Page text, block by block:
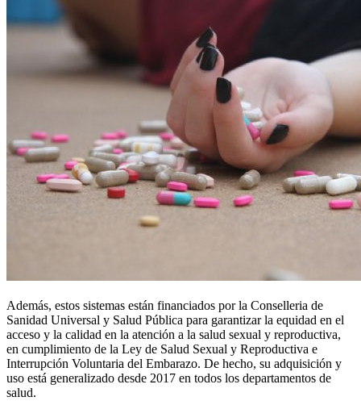
Además, estos sistemas están financiados por la Conselleria de
Sanidad Universal y Salud Pública para garantizar la equidad en el
acceso y la calidad en la atención a la salud sexual y reproductiva,
en cumplimiento de la Ley de Salud Sexual y Reproductiva e
Interrupción Voluntaria del Embarazo. De hecho, su adquisición y
uso está generalizado desde 2017 en todos los departamentos de
salud.